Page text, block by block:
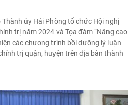
ủy Hải Phòng tổ chức Hội nghị
trị năm 2024 và Tọa đàm “Nâng cao
các chương trình bồi dưỡng lý luận
trị quận, huyện trên địa bàn thành